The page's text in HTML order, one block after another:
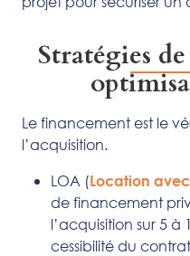
Stratégies
Le financement est le
l’acquisition.
LOA (Location
de financement
l’acquisition sur 5 à
cessibilité du